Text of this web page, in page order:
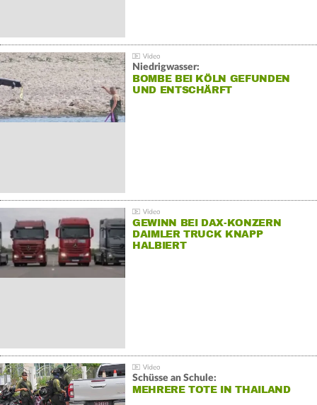
Niedrigwasser:
BOMBE BEI KÖLN GEFUNDEN
UND ENTSCHÄRFT
GEWINN BEI DAX-KONZERN
DAIMLER TRUCK KNAPP
HALBIERT
Schüsse an Schule:
MEHRERE TOTE IN THAILAND